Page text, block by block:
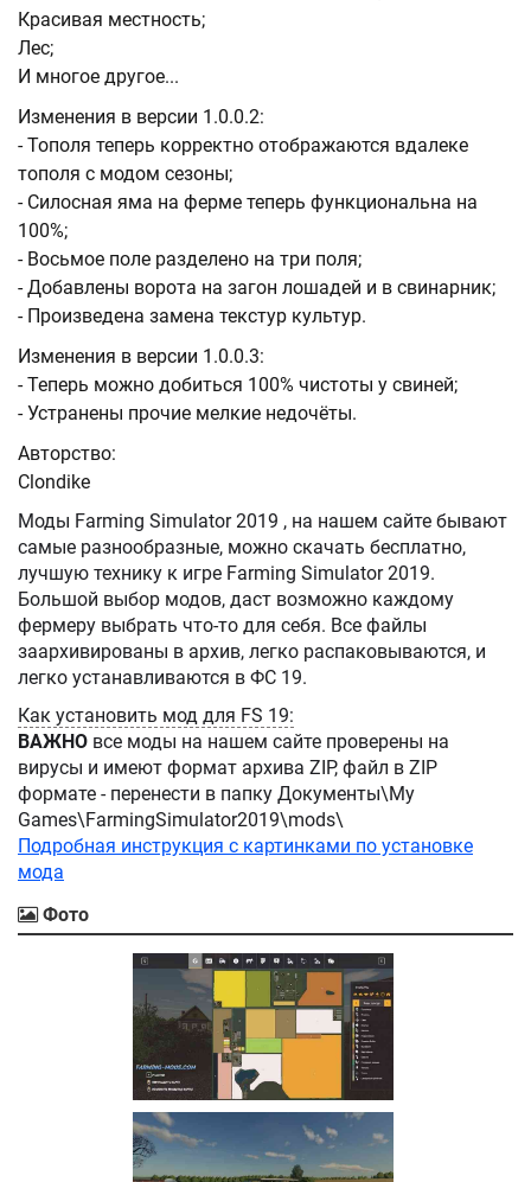
Красивая местность;
Лес;
И многое другое...
Изменения в версии 1.0.0.2:
- Тополя теперь корректно отображаются вдалеке
тополя с модом сезоны;
- Силосная яма на ферме теперь функциональна на
100%;
- Восьмое поле разделено на три поля;
- Добавлены ворота на загон лошадей и в свинарник;
- Произведена замена текстур культур.
Изменения в версии 1.0.0.3:
- Теперь можно добиться 100% чистоты у свиней;
- Устранены прочие мелкие недочёты.
Авторство:
Clondike
Моды Farming Simulator 2019 , на нашем сайте бывают
самые разнообразные, можно скачать бесплатно,
лучшую технику к игре Farming Simulator 2019.
Большой выбор модов, даст возможно каждому
фермеру выбрать что-то для себя. Все файлы
заархивированы в архив, легко распаковываются, и
легко устанавливаются в ФС 19.
Как установить мод для FS 19:
ВАЖНО все моды на нашем сайте проверены на
вирусы и имеют формат архива ZIP, файл в ZIP
формате - перенести в папку Документы\My
Games\FarmingSimulator2019\mods\
Подробная инструкция с картинками по установке
мода
Фото